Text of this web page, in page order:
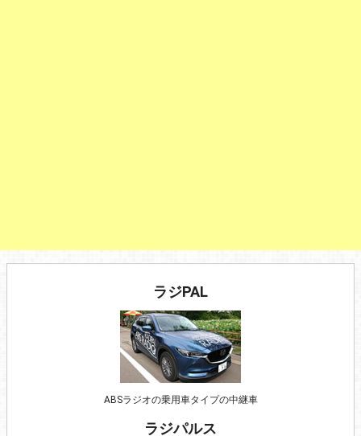
ラジPAL
ABSラジオの乗用車タイプの中継車
ラジパルス